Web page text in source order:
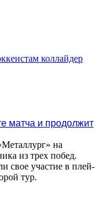
матча и продолжит
на
из трех побед.
свое участие в плей-
тур.